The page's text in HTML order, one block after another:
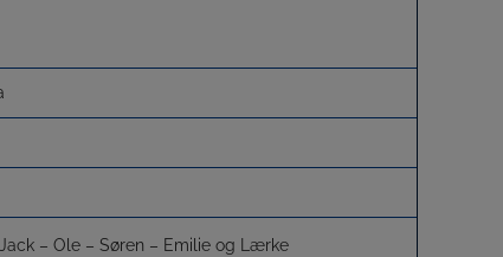
Jack – Ole – Søren – Emilie og Lærke